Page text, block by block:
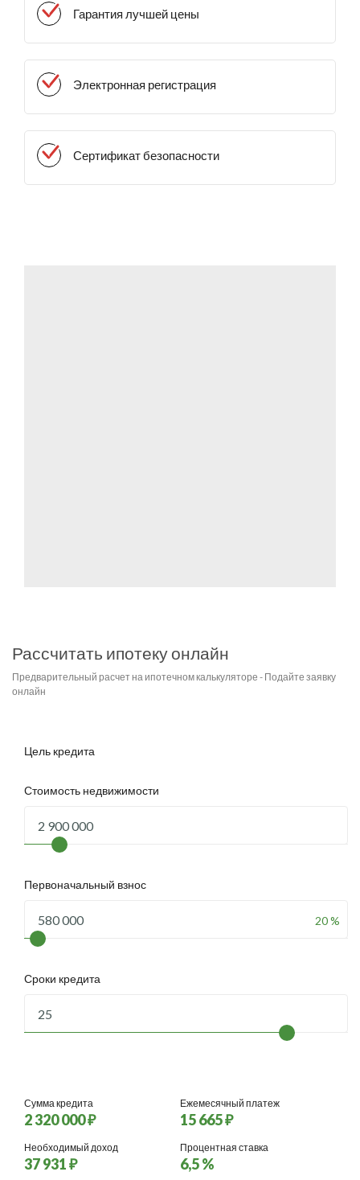
Гарантия лучшей цены
Электронная регистрация
Сертификат безопасности
Рассчитать ипотеку онлайн
Предварительный расчет на ипотечном калькуляторе - Подайте заявку
онлайн
Цель кредита
Стоимость недвижимости
Первоначальный взнос
20 %
Сроки кредита
Сумма кредита
2 320 000 ₽
Ежемесячный платеж
15 665 ₽
Необходимый доход
37 931 ₽
Процентная ставка
6,5 %